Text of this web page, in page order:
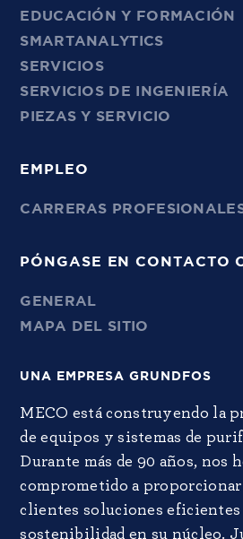
EDUCACIÓN Y FORMACIÓN
SMARTANALYTICS
SERVICIOS
SERVICIOS DE INGENIERÍA
PIEZAS Y SERVICIO
EMPLEO
CARRERAS
PÓNGASE EN CONTACTO
GENERAL
MAPA DEL SITIO
UNA EMPRESA GRUNDFOS
MECO está construyendo la
de equipos y sistemas de
Durante más de 90 años, nos
comprometido a proporcionar
clientes soluciones eficientes
sostenibilidad en su núcleo.